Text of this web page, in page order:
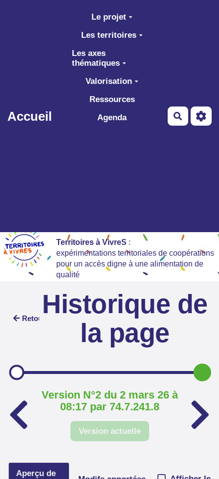
Aller au contenu principal
Accueil
Le projet
Les territoires
Les axes
thématiques
Valorisation
Ressources
Agenda
Territoires à VivreS :
expérimentations territoriales de coopérations
pour un accès digne à une alimentation de
qualité
Retour Historique de
la page
Version N°2 du 2 mars 26 à
08:17 par 74.7.241.8
Version actuelle
Aperçu de